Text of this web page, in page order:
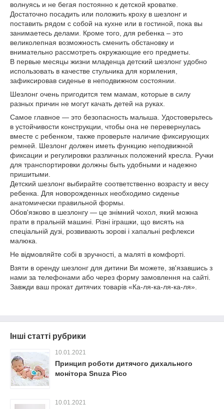
волнуясь и не бегая постоянно к детской кроватке.
Достаточно посадить или положить кроху в шезлонг и
поставить рядом с собой на кухне или в гостиной, пока вы
занимаетесь делами. Кроме того, для ребенка – это
великолепная возможность сменить обстановку и
внимательно рассмотреть окружающие его предметы.
В первые месяцы жизни младенца детский шезлонг удобно
использовать в качестве стульчика для кормления,
зафиксировав сиденье в неподвижном состоянии.
Шезлонг очень пригодится тем мамам, которые в силу
разных причин не могут качать детей на руках.
Самое главное ― это безопасность малыша. Удостоверьтесь
в устойчивости конструкции, чтобы она не перевернулась
вместе с ребенком, также проверьте наличие фиксирующих
ремней. Шезлонг должен иметь функцию неподвижной
фиксации и регулировки различных положений кресла. Ручки
для транспортировки должны быть удобными и надежно
пришитыми.
Детский шезлонг выбирайте соответственно возрасту и весу
ребенка. Для новорожденных необходимо сиденье
анатомически правильной формы.
Обов'язково в шезлонгу ― це знімний чохол, який можна
прати в пральній машині. Різні іграшки, що висять на
спеціальній дузі, розвивають зорові і хапальні рефлекси
малюка.
Не відмовляйте собі в зручності, а маляті в комфорті.
Взяти в оренду шезлонг для дитини Ви можете, зв'язавшись з
нами за телефонами або через форму замовлення на сайті.
Завжди ваш прокат дитячих товарів «Ка-ля-ка-ля-ка-ля».
Інші статті рубрики
10.01.2021
Принцип роботи дитячого дихального
монітора Snuza Pico
10.01.2021